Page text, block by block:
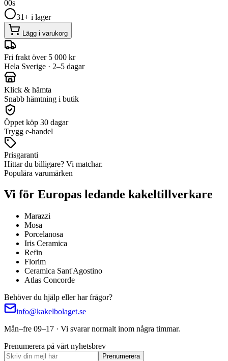
00s
31+ i lager
Lägg i varukorg
Fri frakt över 5 000 kr
Hela Sverige · 2–5 dagar
Klick & hämta
Snabb hämtning i butik
Öppet köp 30 dagar
Trygg e-handel
Prisgaranti
Hittar du billigare? Vi matchar.
Populära varumärken
Vi för Europas ledande kakeltillverkare
Marazzi
Mosa
Porcelanosa
Iris Ceramica
Refin
Florim
Ceramica Sant'Agostino
Atlas Concorde
Behöver du hjälp eller har frågor?
info@kakelbolaget.se
Mån–fre 09–17 · Vi svarar normalt inom några timmar.
Prenumerera på vårt nyhetsbrev
Prenumerera